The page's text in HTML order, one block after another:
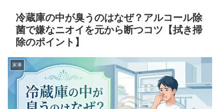
冷蔵庫の中が臭うのはなぜ？アルコール除
菌で嫌なニオイを元から断つコツ【拭き掃
除のポイント】
家事